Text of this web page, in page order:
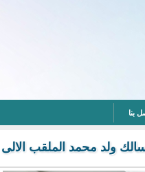
بنا
ولد محمد الملقب الالى